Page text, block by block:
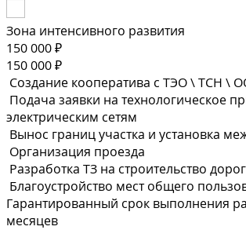
Зона интенсивного развития
150 000 ₽
150 000 ₽
Создание кооператива с ТЭО \ ТСН \
Подача заявки на технологическое
электрическим сетям
Вынос границ участка и установка
Организация проезда
Разработка ТЗ на строительство дорог
Благоустройство мест общего
Гарантированный срок выполнения
месяцев